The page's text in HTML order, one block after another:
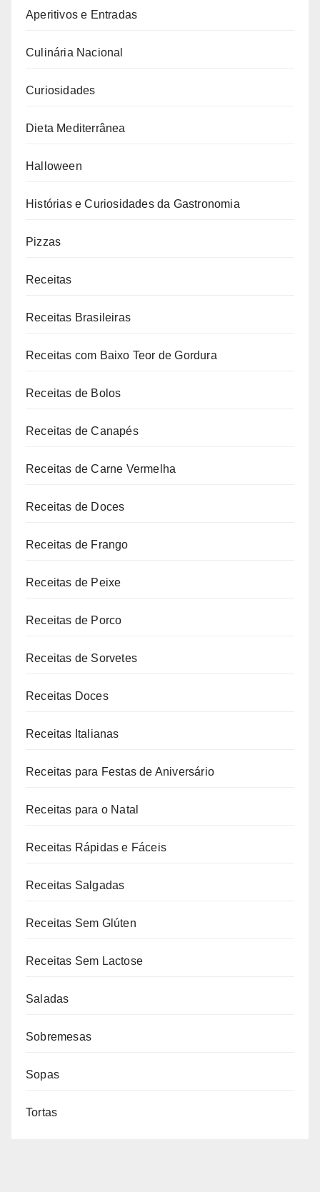
Aperitivos e Entradas
Culinária Nacional
Curiosidades
Dieta Mediterrânea
Halloween
Histórias e Curiosidades da Gastronomia
Pizzas
Receitas
Receitas Brasileiras
Receitas com Baixo Teor de Gordura
Receitas de Bolos
Receitas de Canapés
Receitas de Carne Vermelha
Receitas de Doces
Receitas de Frango
Receitas de Peixe
Receitas de Porco
Receitas de Sorvetes
Receitas Doces
Receitas Italianas
Receitas para Festas de Aniversário
Receitas para o Natal
Receitas Rápidas e Fáceis
Receitas Salgadas
Receitas Sem Glúten
Receitas Sem Lactose
Saladas
Sobremesas
Sopas
Tortas